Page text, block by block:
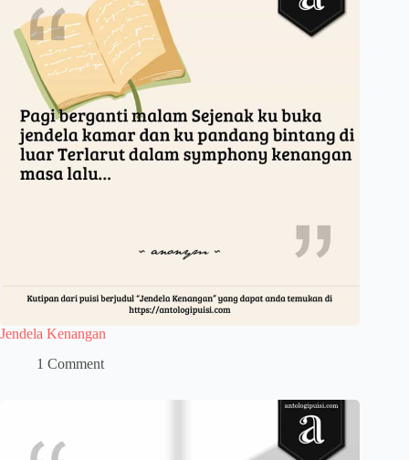
Jendela Kenangan
1 Comment